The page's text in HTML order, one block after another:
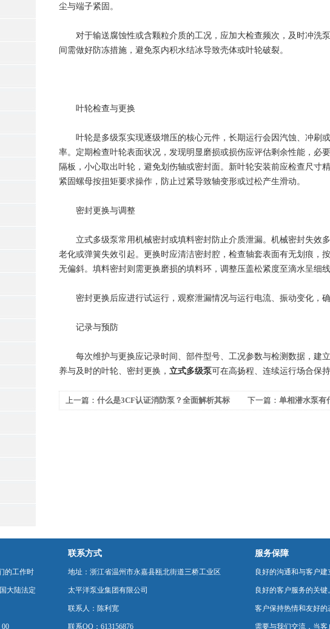
尘与端子紧固。
对于输送腐蚀性或含颗粒介质的工况，应加大检查频次，及时冲洗
间需做好防冻措施，避免泵内积水结冰导致壳体或叶轮破裂。
叶轮检查与更换
叶轮是多级泵实现逐级增压的核心元件，长期运行会因汽蚀、冲刷
率。定期检查叶轮表面状况，发现明显磨损或损伤应评估剩余性能，必
隔板，小心取出叶轮，避免划伤轴或密封面。新叶轮安装前应检查尺寸
紧固螺母按扭矩要求操作，防止过紧导致轴变形或过松产生滑动。
密封更换与调整
立式多级泵常用机械密封或填料密封防止介质泄漏。机械密封失效
老化或弹簧失效引起。更换时应清洁密封腔，检查轴套表面有无划痕，
无偏斜。填料密封则需更换磨损的填料环，调整压盖松紧度至滴水呈细
密封更换后应进行试运行，观察泄漏情况与运行电流、振动变化，确
记录与预防
每次维护与更换应记录时间、部件型号、工况参数与检测数据，建
养与及时的叶轮、密封更换， 立式多级泵可在高扬程、连续运行场合保
上一篇： 什么是3CF认证消防泵？全面解析其标
下一篇： 单相潜水泵有
的工作时
大陆法定
联系方式
地址：浙江省温州市永嘉县瓯北街道三桥工业区
太平洋泵业集团有限公司
联系人：陈利宽
联系QQ：613156876
服务保障
良好的沟通和与客户
良好的客户服务的关
客户保持热情和友好
需要与我们交流，当